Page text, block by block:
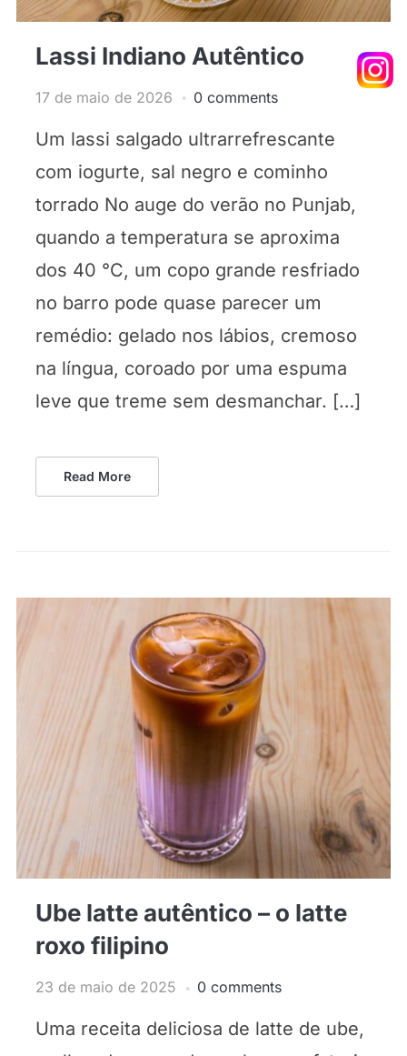
Lassi Indiano Autêntico
17 de maio de 2026 0 comments
Um lassi salgado ultrarrefrescante
com iogurte, sal negro e cominho
torrado No auge do verão no Punjab,
quando a temperatura se aproxima
dos 40 °C, um copo grande resfriado
no barro pode quase parecer um
remédio: gelado nos lábios, cremoso
na língua, coroado por uma espuma
leve que treme sem desmanchar. […]
Read More
Ube latte autêntico – o latte
roxo filipino
23 de maio de 2025 0 comments
Uma receita deliciosa de latte de ube,